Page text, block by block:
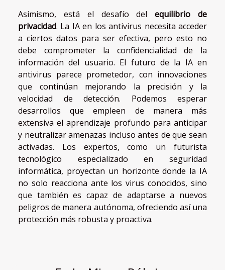
Asimismo, está el desafío delequilibrio de
privacidad. La IA en los antivirus necesita acceder
a ciertos datos para ser efectiva, pero esto no
debe comprometer la confidencialidad de la
información del usuario. El futuro de la IA en
antivirus parece prometedor, con innovaciones
que continúan mejorando la precisión y la
velocidad de detección. Podemos esperar
desarrollos que empleen de manera más
extensiva el aprendizaje profundo para anticipar
y neutralizar amenazas incluso antes de que sean
activadas. Los expertos, como un futurista
tecnológico especializado en seguridad
informática, proyectan un horizonte donde la IA
no solo reacciona ante los virus conocidos, sino
que también es capaz de adaptarse a nuevos
peligros de manera autónoma, ofreciendo así una
protección más robusta y proactiva.